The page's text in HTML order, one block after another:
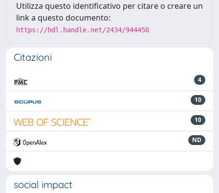
Utilizza questo identificativo per citare o creare un
link a questo documento:
https://hdl.handle.net/2434/944450
Citazioni
4
10
10
ND
social impact